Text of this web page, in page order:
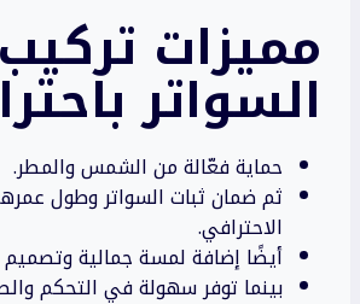
مميزات تركيب
السواتر
حماية فعّالة من الشمس والمطر.
ثم ضمان ثبات السواتر وطول
الاحترافي.
أيضًا إضافة لمسة جمالية وتصميم
بينما توفر سهولة في التحكم